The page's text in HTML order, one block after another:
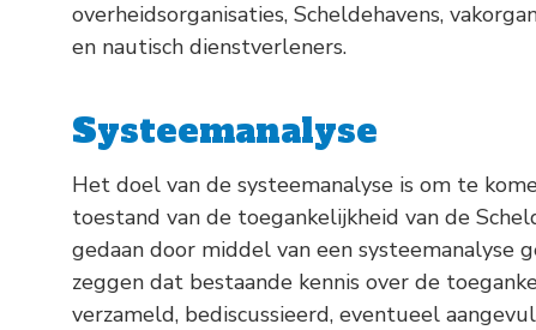
overheidsorganisaties, Scheldehavens,
en nautisch dienstverleners.
Systeemanalyse
Het doel van de systeemanalyse is om te
toestand van de toegankelijkheid van de
gedaan door middel van een systeemanalyse
zeggen dat bestaande kennis over de
verzameld, bediscussieerd, eventueel